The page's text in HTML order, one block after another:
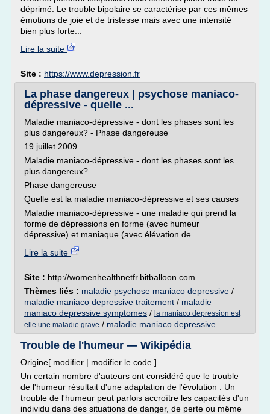
déprimé. Le trouble bipolaire se caractérise par ces mêmes
émotions de joie et de tristesse mais avec une intensité
bien plus forte...
Lire la suite
Site : https://www.depression.fr
La phase dangereux | psychose maniaco-
dépressive - quelle ...
Maladie maniaco-dépressive - dont les phases sont les
plus dangereux? - Phase dangereuse
19 juillet 2009
Maladie maniaco-dépressive - dont les phases sont les
plus dangereux?
Phase dangereuse
Quelle est la maladie maniaco-dépressive et ses causes
Maladie maniaco-dépressive - une maladie qui prend la
forme de dépressions en forme (avec humeur
dépressive) et maniaque (avec élévation de...
Lire la suite
Site : http://womenhealthnetfr.bitballoon.com
Thèmes liés : maladie psychose maniaco depressive /
maladie maniaco depressive traitement / maladie
maniaco depressive symptomes / la maniaco depression est
elle une maladie grave / maladie maniaco depressive
Trouble de l'humeur — Wikipédia
Origine[ modifier | modifier le code ]
Un certain nombre d'auteurs ont considéré que le trouble
de l'humeur résultait d'une adaptation de l'évolution . Un
trouble de l'humeur peut parfois accroître les capacités d'un
individu dans des situations de danger, de perte ou même